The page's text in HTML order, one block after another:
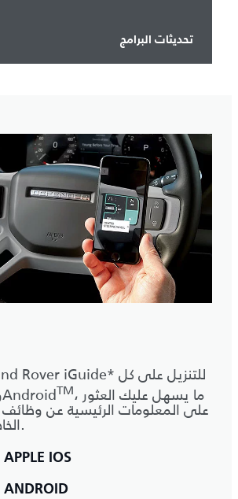
تحديثات البرامج
‎ وAndroidTM‎، ما يسهل عليك العثور
على المعلومات الرئيسية عن وظائف
الخاصة بك وميزاتها.
التنزيل لنظام APPLE IOS
التنزيل لنظام ANDROID